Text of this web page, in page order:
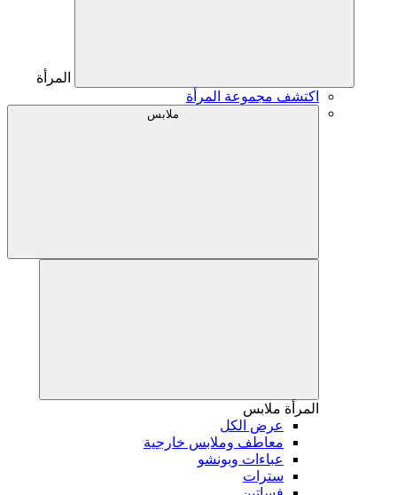
المرأة
اكتشف مجموعة المرأة
ملابس
المرأة ملابس
عرض الكل
معاطف وملابس خارجية
عباءات وبونشو
سترات